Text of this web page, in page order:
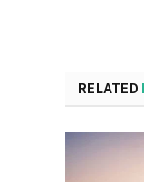
RELATED